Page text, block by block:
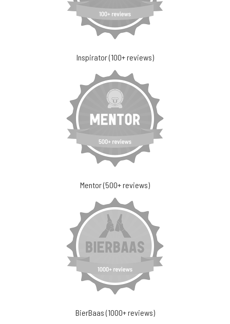
Inspirator (100+ reviews)
Mentor (500+ reviews)
BierBaas (1000+ reviews)